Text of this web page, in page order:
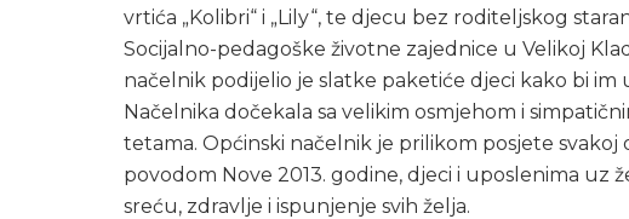
vrtića „Kolibri“ i „Lily“, te djecu bez roditeljskog
Socijalno-pedagoške životne zajednice u Velikoj
načelnik podijelio je slatke paketiće djeci kako bi im
Načelnika dočekala sa velikim osmjehom i
tetama. Općinski načelnik je prilikom posjete
povodom Nove 2013. godine, djeci i uposlenima uz
sreću, zdravlje i ispunjenje svih želja.